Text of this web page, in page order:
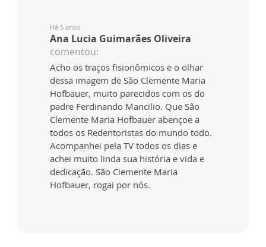
Há 5 anos
Ana Lucia Guimarães Oliveira
comentou:
Acho os traços fisionômicos e o olhar
dessa imagem de São Clemente Maria
Hofbauer, muito parecidos com os do
padre Ferdinando Mancilio. Que São
Clemente Maria Hofbauer abençoe a
todos os Redentoristas do mundo todo.
Acompanhei pela TV todos os dias e
achei muito linda sua história e vida e
dedicação. São Clemente Maria
Hofbauer, rogai por nós.